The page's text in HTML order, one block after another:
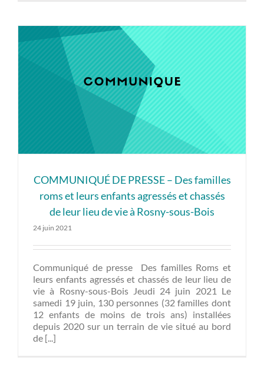
COMMUNIQUÉ DE PRESSE – Des familles
roms et leurs enfants agressés et chassés
de leur lieu de vie à Rosny-sous-Bois
24 juin 2021
Communiqué de presse Des familles Roms et
leurs enfants agressés et chassés de leur lieu de
vie à Rosny-sous-Bois Jeudi 24 juin 2021 Le
samedi 19 juin, 130 personnes (32 familles dont
12 enfants de moins de trois ans) installées
depuis 2020 sur un terrain de vie situé au bord
de [...]